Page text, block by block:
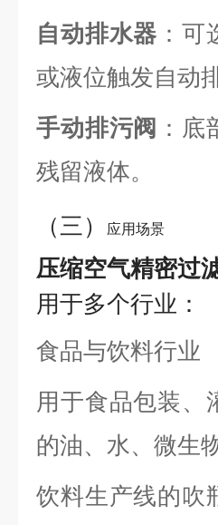
自动排水器 ：
或液位触发自动
手动排污阀 ：
残留液体。
（三）
应用场景
压缩空气精密过
用于多个行业：
食品与饮料行业
用于食品包装、
的油、水、微生
饮料生产线的吹